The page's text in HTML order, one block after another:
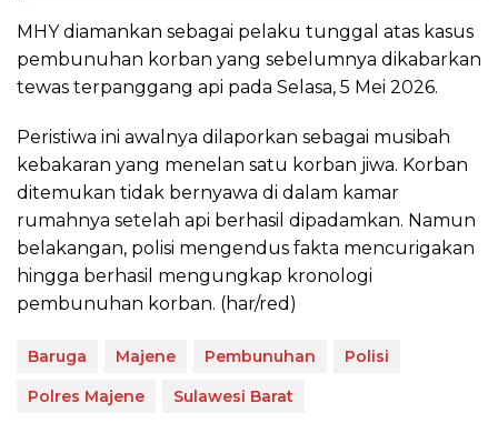
MHY diamankan sebagai pelaku tunggal atas kasus
pembunuhan korban yang sebelumnya dikabarkan
tewas terpanggang api pada Selasa, 5 Mei 2026.
Peristiwa ini awalnya dilaporkan sebagai musibah
kebakaran yang menelan satu korban jiwa. Korban
ditemukan tidak bernyawa di dalam kamar
rumahnya setelah api berhasil dipadamkan. Namun
belakangan, polisi mengendus fakta mencurigakan
hingga berhasil mengungkap kronologi
pembunuhan korban. (har/red)
Baruga Majene Pembunuhan
Polisi
Polres Majene
Sulawesi Barat